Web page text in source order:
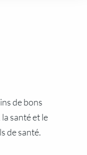
de bons
santé et le
de santé.